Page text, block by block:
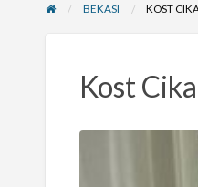
BEKASI KOST
Kost